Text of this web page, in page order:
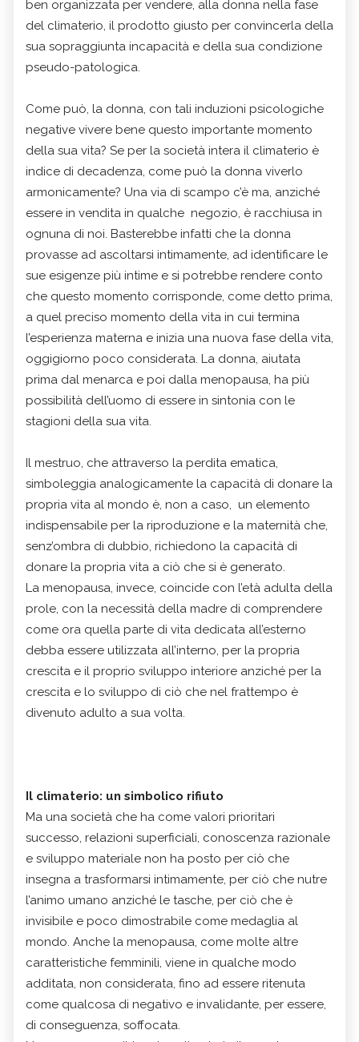
ben organizzata per vendere, alla donna nella fase
del climaterio, il prodotto giusto per convincerla della
sua sopraggiunta incapacità e della sua condizione
pseudo-patologica.
Come può, la donna, con tali induzioni psicologiche
negative vivere bene questo importante momento
della sua vita? Se per la società intera il climaterio è
indice di decadenza, come può la donna viverlo
armonicamente? Una via di scampo c’è ma, anziché
essere in vendita in qualche negozio, è racchiusa in
ognuna di noi. Basterebbe infatti che la donna
provasse ad ascoltarsi intimamente, ad identificare le
sue esigenze più intime e si potrebbe rendere conto
che questo momento corrisponde, come detto prima,
a quel preciso momento della vita in cui termina
l’esperienza materna e inizia una nuova fase della vita,
oggigiorno poco considerata. La donna, aiutata
prima dal menarca e poi dalla menopausa, ha più
possibilità dell’uomo di essere in sintonia con le
stagioni della sua vita.
Il mestruo, che attraverso la perdita ematica,
simboleggia analogicamente la capacità di donare la
propria vita al mondo è, non a caso, un elemento
indispensabile per la riproduzione e la maternità che,
senz’ombra di dubbio, richiedono la capacità di
donare la propria vita a ciò che si è generato.
La menopausa, invece, coincide con l’età adulta della
prole, con la necessità della madre di comprendere
come ora quella parte di vita dedicata all’esterno
debba essere utilizzata all’interno, per la propria
crescita e il proprio sviluppo interiore anziché per la
crescita e lo sviluppo di ciò che nel frattempo è
divenuto adulto a sua volta.
Il climaterio: un simbolico rifiuto
Ma una società che ha come valori prioritari
successo, relazioni superficiali, conoscenza razionale
e sviluppo materiale non ha posto per ciò che
insegna a trasformarsi intimamente, per ciò che nutre
l’animo umano anziché le tasche, per ciò che è
invisibile e poco dimostrabile come medaglia al
mondo. Anche la menopausa, come molte altre
caratteristiche femminili, viene in qualche modo
additata, non considerata, fino ad essere ritenuta
come qualcosa di negativo e invalidante, per essere,
di conseguenza, soffocata.